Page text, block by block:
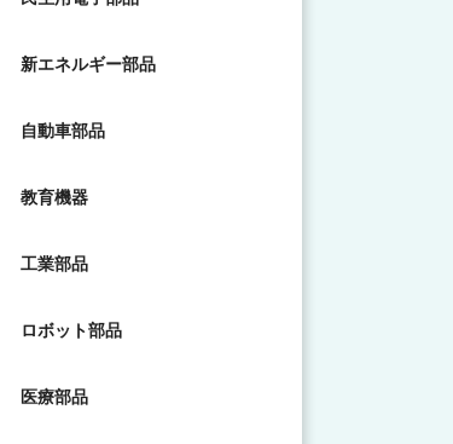
新エネルギー部品
自動車部品
教育機器
工業部品
ロボット部品
医療部品